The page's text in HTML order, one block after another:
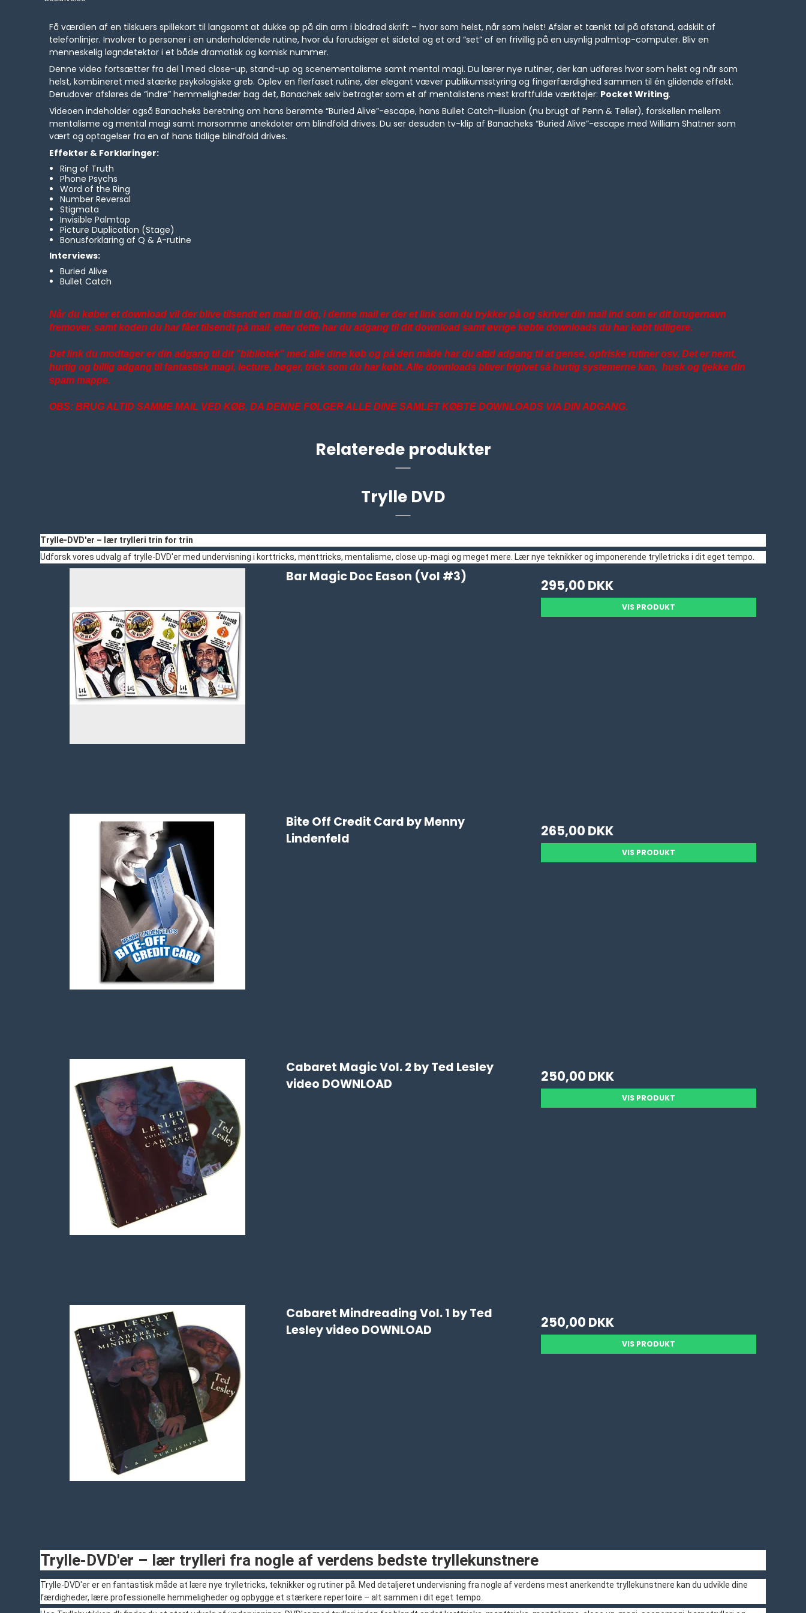
Få værdien af en tilskuers spillekort til langsomt at dukke op på din arm i blodrød skrift – hvor som helst, når som helst! Afslør et tænkt tal på afstand, adskilt af
telefonlinjer. Involver to personer i en underholdende rutine, hvor du forudsiger et sidetal og et ord “set” af en frivillig på en usynlig palmtop-computer. Bliv en
menneskelig løgndetektor i et både dramatisk og komisk nummer.
Denne video fortsætter fra del 1 med close-up, stand-up og scenementalisme samt mental magi. Du lærer nye rutiner, der kan udføres hvor som helst og når som
helst, kombineret med stærke psykologiske greb. Oplev en flerfaset rutine, der elegant væver publikumsstyring og fingerfærdighed sammen til én glidende effekt.
Derudover afsløres de “indre” hemmeligheder bag det, Banachek selv betragter som et af mentalistens mest kraftfulde værktøjer: Pocket Writing.
Videoen indeholder også Banacheks beretning om hans berømte “Buried Alive”-escape, hans Bullet Catch-illusion (nu brugt af Penn & Teller), forskellen mellem
mentalisme og mental magi samt morsomme anekdoter om blindfold drives. Du ser desuden tv-klip af Banacheks “Buried Alive”-escape med William Shatner som
vært og optagelser fra en af hans tidlige blindfold drives.
Effekter & Forklaringer:
Ring of Truth
Phone Psychs
Word of the Ring
Number Reversal
Stigmata
Invisible Palmtop
Picture Duplication (Stage)
Bonusforklaring af Q & A-rutine
Interviews:
Buried Alive
Bullet Catch
Når du køber et download vil der blive tilsendt en mail til dig, i denne mail er der et link som du trykker på og skriver din mail ind som er dit brugernavn
fremover, samt koden du har fået tilsendt på mail, efter dette har du adgang til dit download samt øvrige købte downloads du har købt tidligere.
Det link du modtager er din adgang til dit ”bibliotek” med alle dine køb og på den måde har du altid adgang til at gense, opfriske rutiner osv. Det er nemt,
hurtig og billig adgang til fantastisk magi, lecture, bøger, trick som du har købt. Alle downloads bliver frigivet så hurtig systemerne kan, husk og tjekke din
spam mappe.
OBS: BRUG ALTID SAMME MAIL VED KØB, DA DENNE FØLGER ALLE DINE SAMLET KØBTE DOWNLOADS VIA DIN ADGANG.
Relaterede produkter
Trylle DVD
Trylle-DVD'er – lær trylleri trin for trin
Udforsk vores udvalg af trylle-DVD'er med undervisning i korttricks, mønttricks, mentalisme, close up-magi og meget mere. Lær nye teknikker og imponerende trylletricks i dit eget tempo.
Bar Magic Doc Eason (Vol #3)
295,00 DKK
VIS PRODUKT
Bite Off Credit Card by Menny
Lindenfeld
265,00 DKK
VIS PRODUKT
Cabaret Magic Vol. 2 by Ted Lesley
video DOWNLOAD
250,00 DKK
VIS PRODUKT
Cabaret Mindreading Vol. 1 by Ted
Lesley video DOWNLOAD
250,00 DKK
VIS PRODUKT
Trylle-DVD'er – lær trylleri fra nogle af verdens bedste tryllekunstnere
Trylle-DVD'er er en fantastisk måde at lære nye trylletricks, teknikker og rutiner på. Med detaljeret undervisning fra nogle af verdens mest anerkendte tryllekunstnere kan du udvikle dine
færdigheder, lære professionelle hemmeligheder og opbygge et stærkere repertoire – alt sammen i dit eget tempo.